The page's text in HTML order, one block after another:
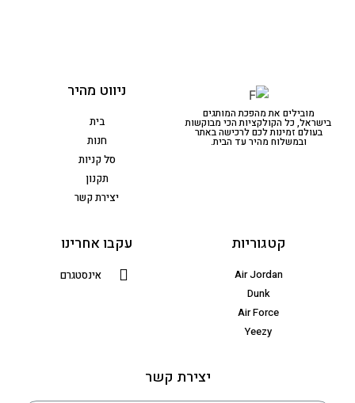
מובילים את מהפכת המותגים
בישראל, כל הקולקציות הכי מבוקשות
בעולם זמינות לכם לרכישה באתר
ובמשלוח מהיר עד הבית.
ניווט מהיר
בית
חנות
סל קניות
תקנון
יצירת קשר
קטגוריות
Air Jordan
Dunk
Air Force
Yeezy
עקבו אחרינו
אינסטגרם
יצירת קשר